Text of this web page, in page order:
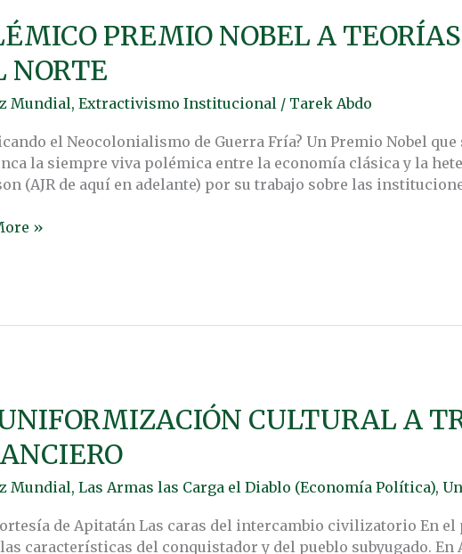
PREMIO NOBEL A
NORTE
Mundial, Extractivismo Institucional / Tarek Abdo
el Neocolonialismo de Guerra Fría? Un Premio Nobel
la siempre viva polémica entre la economía clásica y la
(AJR de aquí en adelante) por su trabajo sobre las
»
CULTURAL A
Mundial, Las Armas las Carga el Diablo (Economía Política),
de Apitatán Las caras del intercambio civilizatorio En
características del conquistador y del pueblo subyugado.